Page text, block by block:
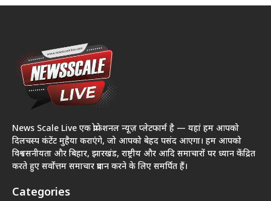
News Scale Live एक प्रोफेशनल न्यूज़ प्लेटफार्म है — यहां हम आपको
दिलचस्प कंटेंट मुहैया कराएंगे, जो आपको बेहद पसंद आएगा। हम आपको
विश्वसनीयता और बिहार, झारखंड, राष्ट्रीय और आदि समाचारों पर ध्यान केंद्रित
करते हुए सर्वोत्तम समाचार प्रदान करने के लिए समर्पित हैं।
Categories